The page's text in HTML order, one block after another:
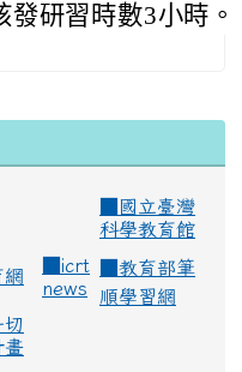
發研習時數3小時。
國立臺灣
科學教育館
icrt
news
教育部筆
順學習網
畫